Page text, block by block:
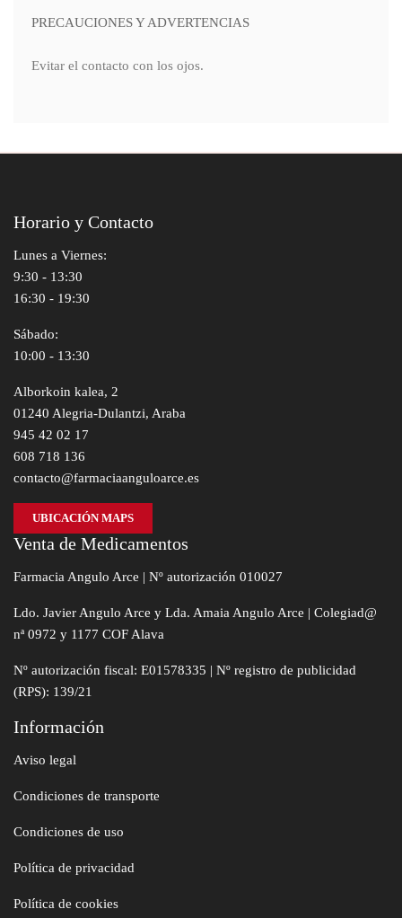
PRECAUCIONES Y ADVERTENCIAS
Evitar el contacto con los ojos.
Horario y Contacto
Lunes a Viernes:
9:30 - 13:30
16:30 - 19:30
Sábado:
10:00 - 13:30
Alborkoin kalea, 2
01240 Alegria-Dulantzi, Araba
945 42 02 17
608 718 136
contacto@farmaciaanguloarce.es
UBICACIÓN MAPS
Venta de Medicamentos
Farmacia Angulo Arce | Nº autorización 010027
Ldo. Javier Angulo Arce y Lda. Amaia Angulo Arce | Colegiad@
nª 0972 y 1177 COF Alava
Nº autorización fiscal: E01578335 | Nº registro de publicidad
(RPS): 139/21
Información
Aviso legal
Condiciones de transporte
Condiciones de uso
Política de privacidad
Política de cookies